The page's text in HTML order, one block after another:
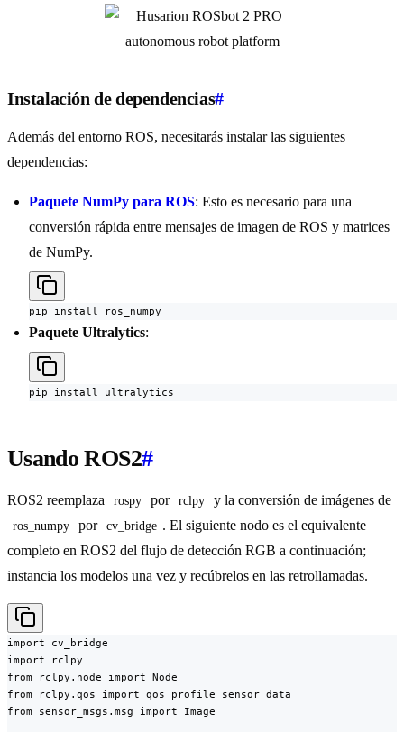
Instalación de dependencias#
Además del entorno ROS, necesitarás instalar las siguientes
dependencias:
Paquete NumPy para ROS: Esto es necesario para una
conversión rápida entre mensajes de imagen de ROS y matrices
de NumPy.
pip install ros_numpy
Paquete Ultralytics:
pip install ultralytics
Usando ROS2#
ROS2 reemplaza rospy por rclpy y la conversión de imágenes de
ros_numpy por cv_bridge . El siguiente nodo es el equivalente
completo en ROS2 del flujo de detección RGB a continuación;
instancia los modelos una vez y recúbrelos en las retrollamadas.
import cv_bridge
import rclpy
from rclpy.node import Node
from rclpy.qos import qos_profile_sensor_data
from sensor_msgs.msg import Image